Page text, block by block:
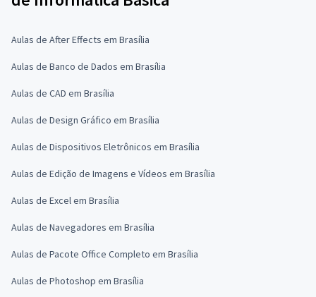
Aulas de After Effects em Brasília
Aulas de Banco de Dados em Brasília
Aulas de CAD em Brasília
Aulas de Design Gráfico em Brasília
Aulas de Dispositivos Eletrônicos em Brasília
Aulas de Edição de Imagens e Vídeos em Brasília
Aulas de Excel em Brasília
Aulas de Navegadores em Brasília
Aulas de Pacote Office Completo em Brasília
Aulas de Photoshop em Brasília